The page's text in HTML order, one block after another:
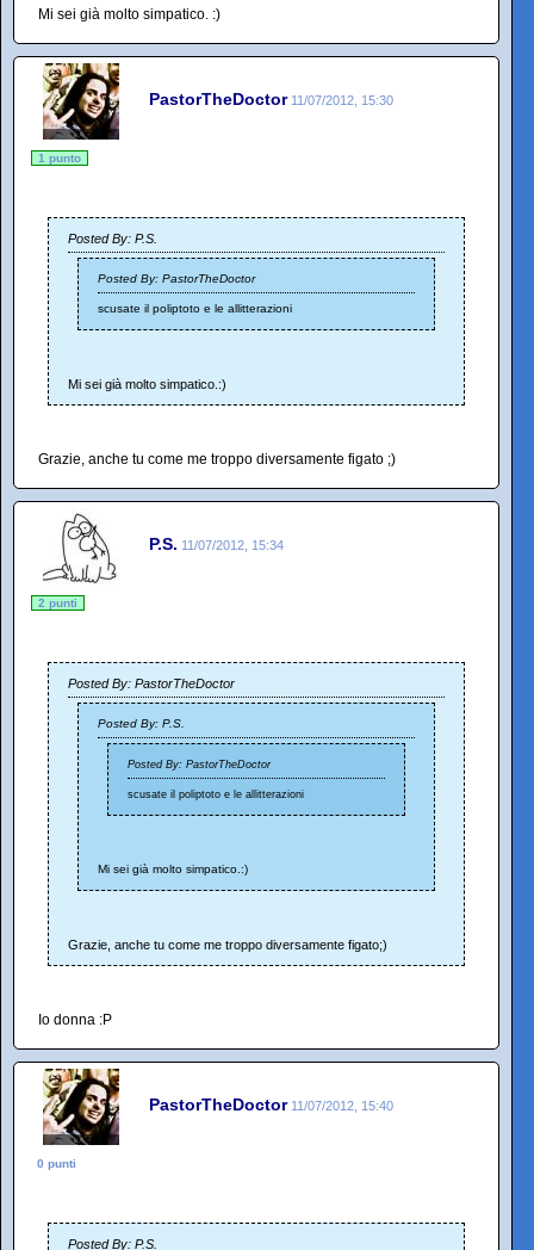
Mi sei già molto simpatico. :)
PastorTheDoctor 11/07/2012, 15:30
1 punto
Posted By: P.S.
Posted By: PastorTheDoctor
scusate il poliptoto e le allitterazioni
Mi sei già molto simpatico.:)
Grazie, anche tu come me troppo diversamente figato ;)
P.S. 11/07/2012, 15:34
2 punti
Posted By: PastorTheDoctor
Posted By: P.S.
Posted By: PastorTheDoctor
scusate il poliptoto e le allitterazioni
Mi sei già molto simpatico.:)
Grazie, anche tu come me troppo diversamente figato;)
Io donna :P
PastorTheDoctor 11/07/2012, 15:40
0 punti
Posted By: P.S.